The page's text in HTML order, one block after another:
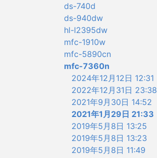
ds-740d
ds-940dw
hl-l2395dw
mfc-1910w
mfc-5890cn
mfc-7360n
2024年12月12日 12:31
2022年12月31日 23:38
2021年9月30日 14:52
2021年1月29日 21:33
2019年5月8日 13:25
2019年5月8日 13:23
2019年5月8日 11:49